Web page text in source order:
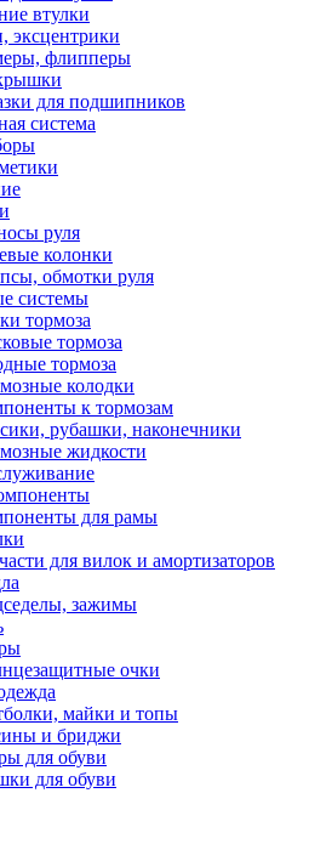
втулки
эксцентрики
флипперы
для подшипников
система
руля
колонки
обмотки руля
системы
тормоза
тормоза
тормоза
колодки
к тормозам
рубашки, наконечники
жидкости
для рамы
для вилок и амортизаторов
зажимы
очки
майки и топы
и бриджи
для обуви
для обуви